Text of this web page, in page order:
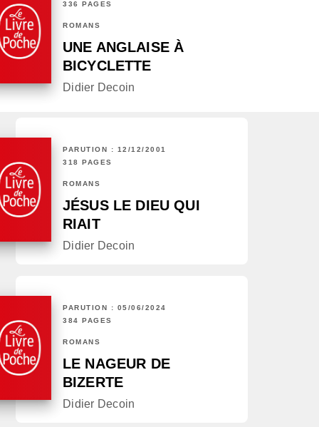
336 PAGES
ROMANS
UNE ANGLAISE À
BICYCLETTE
Didier Decoin
PARUTION : 12/12/2001
318 PAGES
ROMANS
JÉSUS LE DIEU QUI
RIAIT
Didier Decoin
PARUTION : 05/06/2024
384 PAGES
ROMANS
LE NAGEUR DE
BIZERTE
Didier Decoin